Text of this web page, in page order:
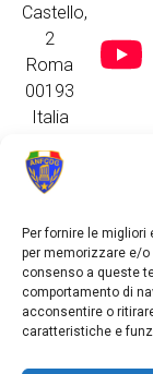
Per fornire le
per memorizzare e/o
consenso a queste
comportamento di
acconsentire o
caratteristiche e
Castello,
2
Roma
00193
Italia
Tel. 06
6875866